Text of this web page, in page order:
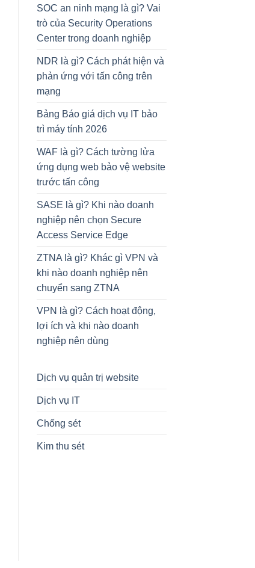
SOC an ninh mạng là gì? Vai
trò của Security Operations
Center trong doanh nghiệp
NDR là gì? Cách phát hiện và
phản ứng với tấn công trên
mạng
Bảng Báo giá dịch vụ IT bảo
trì máy tính 2026
WAF là gì? Cách tường lửa
ứng dụng web bảo vệ website
trước tấn công
SASE là gì? Khi nào doanh
nghiệp nên chọn Secure
Access Service Edge
ZTNA là gì? Khác gì VPN và
khi nào doanh nghiệp nên
chuyển sang ZTNA
VPN là gì? Cách hoạt động,
lợi ích và khi nào doanh
nghiệp nên dùng
Dịch vụ quản trị website
Dịch vụ IT
Chống sét
Kim thu sét